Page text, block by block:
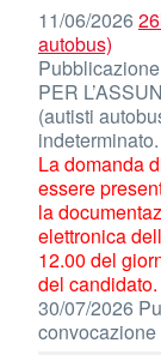
11/06/2026
autobus)
PER
(autisti
indeterminato.
La domanda
essere
la
elettronica
12.00 del
del candidato.
30/07/2026
convocazione